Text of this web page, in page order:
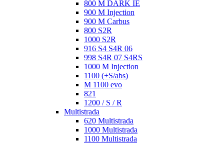
800 M DARK IE
900 M Injection
900 M Carbus
800 S2R
1000 S2R
916 S4 S4R 06
998 S4R 07 S4RS
1000 M Injection
1100 (+S/abs)
M 1100 evo
821
1200 / S / R
Multistrada
620 Multistrada
1000 Multistrada
1100 Multistrada